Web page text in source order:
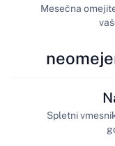
Mesečna
Spletni